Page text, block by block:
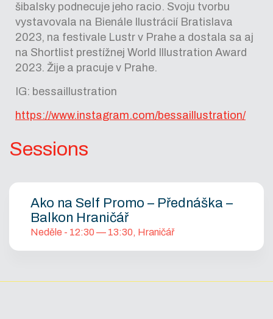
šibalsky podnecuje jeho racio. Svoju tvorbu
vystavovala na Bienále Ilustrácií Bratislava
2023, na festivale Lustr v Prahe a dostala sa aj
na Shortlist prestížnej World Illustration Award
2023. Žije a pracuje v Prahe.
IG: bessaillustration
https://www.instagram.com/bessaillustration/
Sessions
Ako na Self Promo – Přednáška –
Balkon Hraničář
Neděle - 12:30 — 13:30, Hraničář